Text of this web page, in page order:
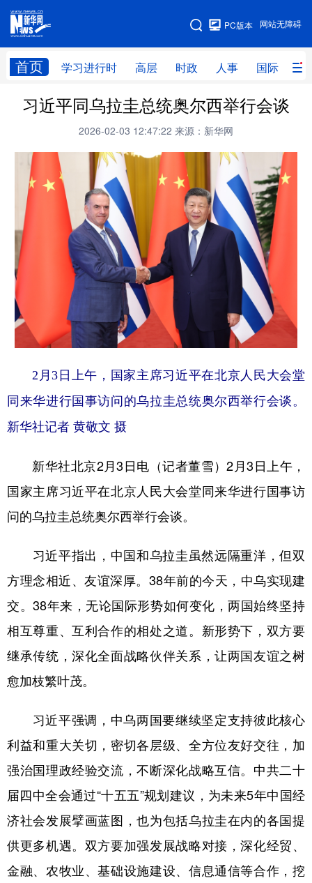
网站无障碍
PC版本
首页 学习进行时 高层 时政 人事 国际 财
网站地图
学习进行时 高层 时政 人事
财经 网评
思客智库 全球连线
科技 科创 量子 体育
书画 健康 军事
视频 图片 政务
中央文件 汽车
人居 数字经济
学术中国 乡村振兴 溯源中国
城市 旅游 能源 会展
彩票 娱乐 时尚 悦读
公益 一带一路
地方频道
浙江 福建 江西
山东 河南 湖北 湖南
广东 广西 海南 重庆
四川
陕西 甘肃 青海 宁夏
新疆 内蒙古 黑龙江
多语种频道
English Español Français عربى
习近平同乌拉圭总统奥尔西举行会谈
2026-02-03 12:47:22 来源：新华网
2月3日上午，国家主席习近平在北京人民大会堂
同来华进行国事访问的乌拉圭总统奥尔西举行会谈。
新华社记者 黄敬文 摄
新华社北京2月3日电（记者董雪）2月3日上午，
国家主席习近平在北京人民大会堂同来华进行国事访
问的乌拉圭总统奥尔西举行会谈。
习近平指出，中国和乌拉圭虽然远隔重洋，但双
方理念相近、友谊深厚。38年前的今天，中乌实现建
交。38年来，无论国际形势如何变化，两国始终坚持
相互尊重、互利合作的相处之道。新形势下，双方要
继承传统，深化全面战略伙伴关系，让两国友谊之树
愈加枝繁叶茂。
习近平强调，中乌两国要继续坚定支持彼此核心
利益和重大关切，密切各层级、全方位友好交往，加
强治国理政经验交流，不断深化战略互信。中共二十
届四中全会通过“十五五”规划建议，为未来5年中国经
济社会发展擘画蓝图，也为包括乌拉圭在内的各国提
供更多机遇。双方要加强发展战略对接，深化经贸、
金融、农牧业、基础设施建设、信息通信等合作，挖